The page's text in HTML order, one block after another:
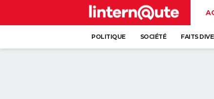
POLITIQUE SOCIÉTÉ FAITS